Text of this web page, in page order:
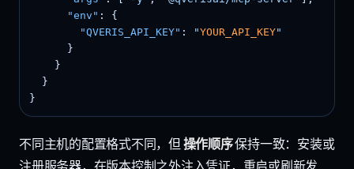
"env" : {
"QVERIS_API_KEY" : "YOUR_API_KEY"
      }
    }
  }
}
不同主机的配置格式不同，但操作顺序保持一致：安装或